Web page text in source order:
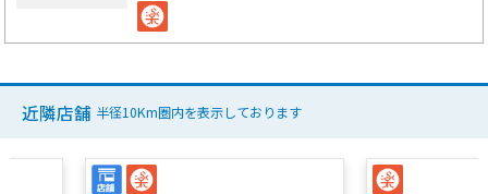
近隣店舗 半径10Km圏内を表示しております